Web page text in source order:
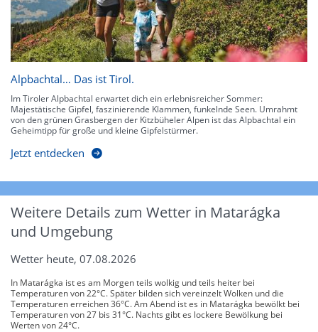
Alpbachtal… Das ist Tirol.
Im Tiroler Alpbachtal erwartet dich ein erlebnisreicher Sommer:
Majestätische Gipfel, faszinierende Klammen, funkelnde Seen. Umrahmt
von den grünen Grasbergen der Kitzbüheler Alpen ist das Alpbachtal ein
Geheimtipp für große und kleine Gipfelstürmer.
Jetzt entdecken
Weitere Details zum Wetter in Matarágka
und Umgebung
Wetter heute, 07.08.2026
In Matarágka ist es am Morgen teils wolkig und teils heiter bei
Temperaturen von 22°C. Später bilden sich vereinzelt Wolken und die
Temperaturen erreichen 36°C. Am Abend ist es in Matarágka bewölkt bei
Temperaturen von 27 bis 31°C. Nachts gibt es lockere Bewölkung bei
Werten von 24°C.